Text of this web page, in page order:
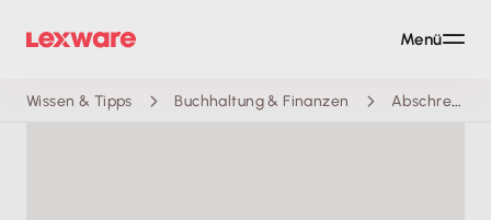
Wissen & Tipps Buchhaltung & Finanzen Abschreibungstabelle
Menü